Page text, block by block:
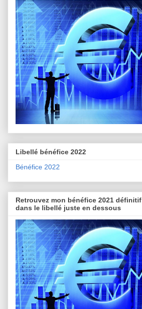
Libellé bénéfice 2022
Bénéfice 2022
Retrouvez mon bénéfice 2021 définitif
dans le libellé juste en dessous